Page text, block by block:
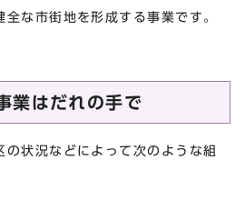
な市街地を形成する事業です。
業はだれの手で
の状況などによって次のような組